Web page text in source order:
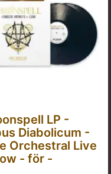
LP -
Diabolicum -
Orchestral Live
- för -